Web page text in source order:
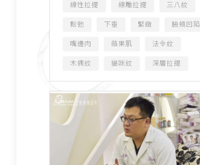
線性拉提 線雕拉提 三八紋
鬆弛 下垂 緊緻 臉頰凹陷
嘴邊肉 蘋果肌 法令紋
木偶紋 貓咪紋 深層拉提